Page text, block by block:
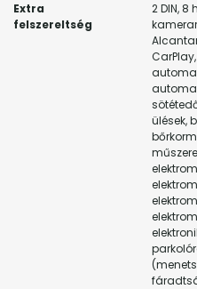
Extra
felszereltség
2 DIN,
ülések,